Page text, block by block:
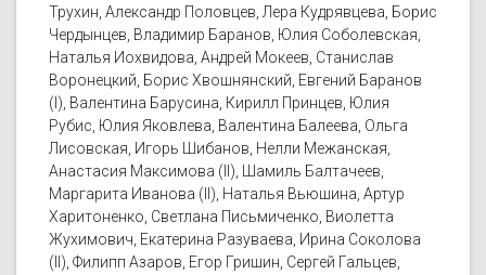
Трухин, Александр Половцев, Лера Кудрявцева, Борис
Чердынцев, Владимир Баранов, Юлия Соболевская,
Наталья Иохвидова, Андрей Мокеев, Станислав
Воронецкий, Борис Хвошнянский, Евгений Баранов
(I), Валентина Барусина, Кирилл Принцев, Юлия
Рубис, Юлия Яковлева, Валентина Балеева, Ольга
Лисовская, Игорь Шибанов, Нелли Межанская,
Анастасия Максимова (II), Шамиль Балтачеев,
Маргарита Иванова (II), Наталья Вьюшина, Артур
Харитоненко, Светлана Письмиченко, Виолетта
Жухимович, Екатерина Разуваева, Ирина Соколова
(II), Филипп Азаров, Егор Гришин, Сергей Гальцев,